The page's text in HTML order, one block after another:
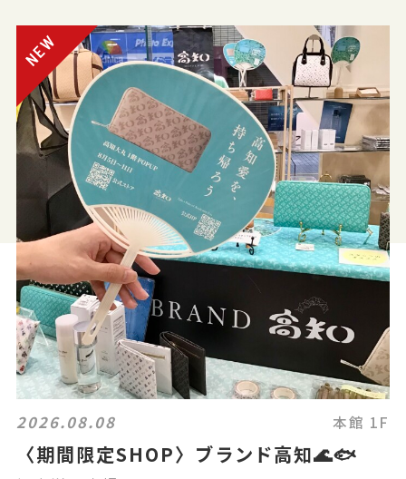
2026.08.08 本館 1F
〈期間限定SHOP〉ブランド高知🌊🐟